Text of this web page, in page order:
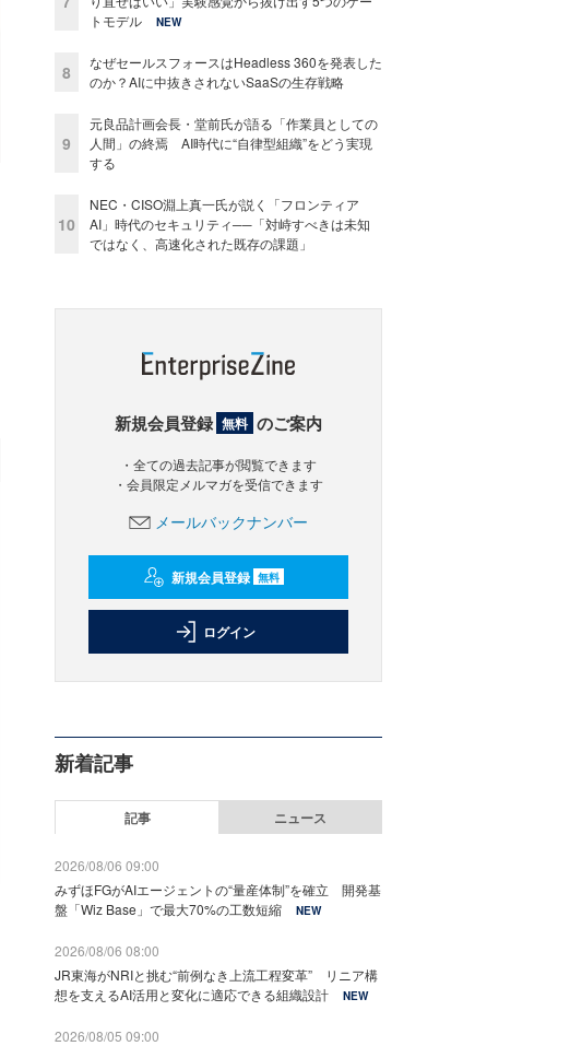
トモデル
NEW
8
なぜセールスフォースはHeadless 360を発表した
のか？AIに中抜きされないSaaSの生存戦略
9
元良品計画会長・堂前氏が語る「作業員としての
人間」の終焉 AI時代に“自律型組織”をどう実現
する
10
NEC・CISO淵上真一氏が説く「フロンティア
AI」時代のセキュリティ──「対峙すべきは未知
ではなく、高速化された既存の課題」
新規会員登録 無料 のご案内
・全ての過去記事が閲覧できます
・会員限定メルマガを受信できます
メールバックナンバー
新規会員登録 無料
ログイン
新着記事
記事 ニュース
2026/08/06 09:00
みずほFGがAIエージェントの“量産体制”を確立 開発基
盤「Wiz Base」で最大70%の工数短縮
NEW
2026/08/06 08:00
JR東海がNRIと挑む“前例なき上流工程変革” リニア構
想を支えるAI活用と変化に適応できる組織設計
NEW
2026/08/05 09:00